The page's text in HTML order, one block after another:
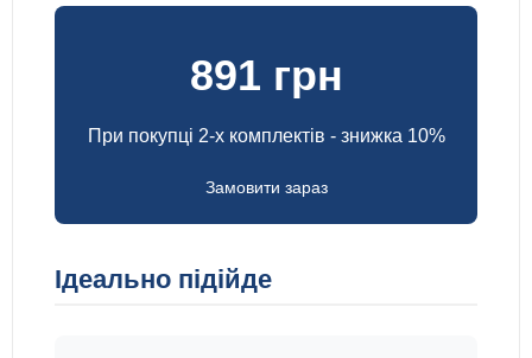
891 грн
При покупці 2-х комплектів - знижка 10%
Замовити зараз
Ідеально підійде